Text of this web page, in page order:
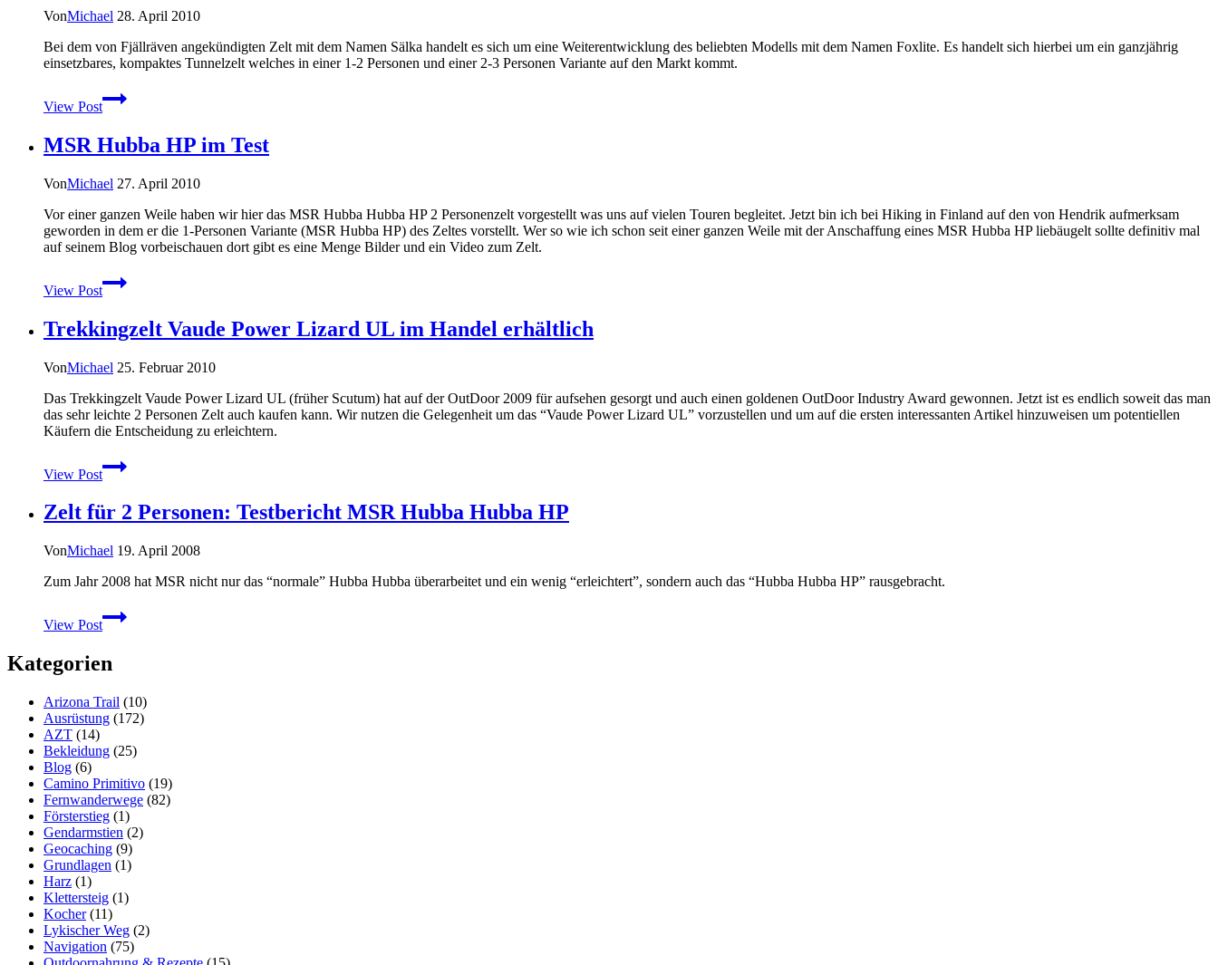
Breeze
im
Test
VonMichael 28. April 2010
Bei dem von Fjällräven angekündigten Zelt mit dem Namen Sälka handelt es sich um eine Weiterentwicklung des beliebten Modells mit dem Namen Foxlite. Es handelt sich hierbei um ein ganzjährig
einsetzbares, kompaktes Tunnelzelt welches in einer 1-2 Personen und einer 2-3 Personen Variante auf den Markt kommt.
View Post
Sälka
–
Leichtgewichts-
Trekkingzelt
Fjällräven
angekündigt
MSR Hubba HP im Test
VonMichael 27. April 2010
Vor einer ganzen Weile haben wir hier das MSR Hubba Hubba HP 2 Personenzelt vorgestellt was uns auf vielen Touren begleitet. Jetzt bin ich bei Hiking in Finland auf den von Hendrik aufmerksam
geworden in dem er die 1-Personen Variante (MSR Hubba HP) des Zeltes vorstellt. Wer so wie ich schon seit einer ganzen Weile mit der Anschaffung eines MSR Hubba HP liebäugelt sollte definitiv mal
auf seinem Blog vorbeischauen dort gibt es eine Menge Bilder und ein Video zum Zelt.
View Post
MSR
Hubba
im
Test
Trekkingzelt Vaude Power Lizard UL im Handel erhältlich
VonMichael 25. Februar 2010
Das Trekkingzelt Vaude Power Lizard UL (früher Scutum) hat auf der OutDoor 2009 für aufsehen gesorgt und auch einen goldenen OutDoor Industry Award gewonnen. Jetzt ist es endlich soweit das man
das sehr leichte 2 Personen Zelt auch kaufen kann. Wir nutzen die Gelegenheit um das “Vaude Power Lizard UL” vorzustellen und um auf die ersten interessanten Artikel hinzuweisen um potentiellen
Käufern die Entscheidung zu erleichtern.
View Post
Trekkingzelt
Vaude
Lizard
UL
im
Handel
erhältlich
Zelt für 2 Personen: Testbericht MSR Hubba Hubba HP
VonMichael 19. April 2008
Zum Jahr 2008 hat MSR nicht nur das “normale” Hubba Hubba überarbeitet und ein wenig “erleichtert”, sondern auch das “Hubba Hubba HP” rausgebracht.
View Post
Zelt
für
Personen:
Hubba
Hubba
Kategorien
Arizona Trail (10)
Ausrüstung (172)
AZT (14)
Bekleidung (25)
Blog (6)
Camino Primitivo (19)
Fernwanderwege (82)
Försterstieg (1)
Gendarmstien (2)
Geocaching (9)
Grundlagen (1)
Harz (1)
Klettersteig (1)
Kocher(11)
Lykischer Weg (2)
Navigation (75)